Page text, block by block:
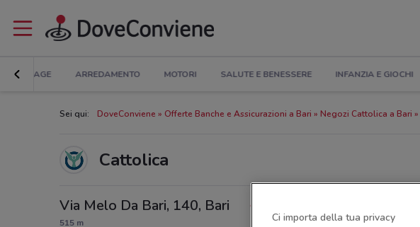
BRICOLAGE ARREDAMENTO MOTORI SALUTE E BENESSERE INFANZIA E GIOCHI
Sei qui: DoveConviene Offerte Banche e Assicurazioni a Bari Negozi Cattolica a Bari
Cattolica
Via Melo Da Bari, 140, Bari
515 m Ci importa della tua privacy